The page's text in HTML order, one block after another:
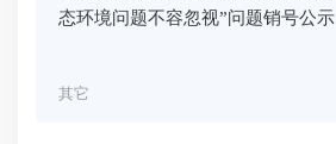
态环境问题不容忽视”问题销号公示
其它